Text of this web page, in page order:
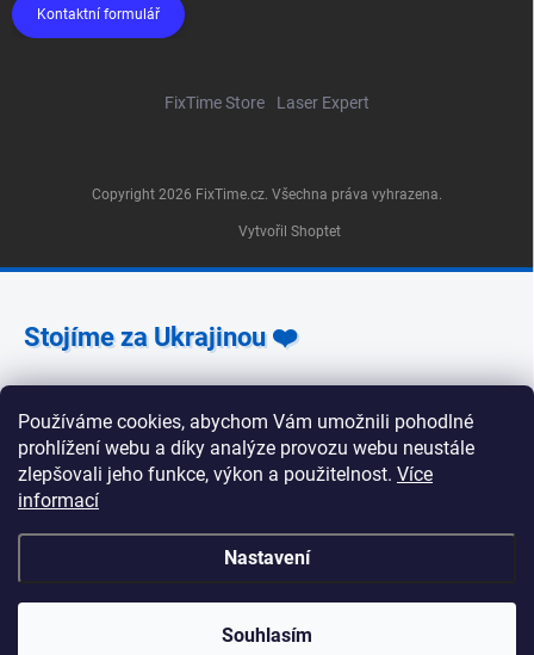
Používáme cookies, abychom Vám umožnili pohodlné
prohlížení webu a díky analýze provozu webu neustále
zlepšovali jeho funkce, výkon a použitelnost. Více
informací
Nastavení
Souhlasím
Zlíchově 240/5, Praha 5 Pondělí, úterý, středa, pátek:
zavřeno 📍 Pobočka Korunní 1295/55, Praha 2 Pondělí
až pátek: 9:00–19:00 Sobota: 10:00–18:00 Neděle:
Kontaktní formulář
FixTime Store Laser Expert
Vytvořil Shoptet
Copyright 2026 FixTime.cz . Všechna práva vyhrazena.
Stojíme za Ukrajinou ❤️
Jak a čím pomoci »